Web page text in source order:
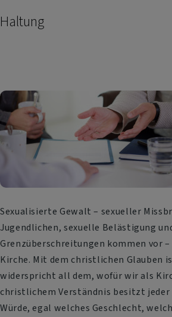
Haltung
Sexualisierte Gewalt – sexueller
Jugendlichen, sexuelle Belästigung
Grenzüberschreitungen kommen vor
Kirche. Mit dem christlichen Glauben
widerspricht all dem, wofür wir als
christlichem Verständnis besitzt jeder
Würde, egal welches Geschlecht,